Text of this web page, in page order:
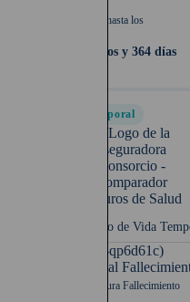
Cubre hasta los
64 años y 364 días
Temporal
Seguro de Vida
UF (-qp6d61c)
Capital
Cobertura Fallecimiento